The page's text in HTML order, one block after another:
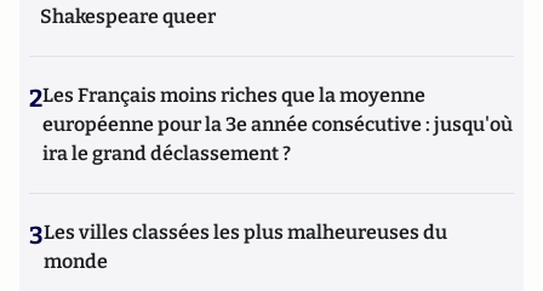
Shakespeare queer
2Les Français moins riches que la moyenne
européenne pour la 3e année consécutive : jusqu'où
ira le grand déclassement ?
3Les villes classées les plus malheureuses du
monde